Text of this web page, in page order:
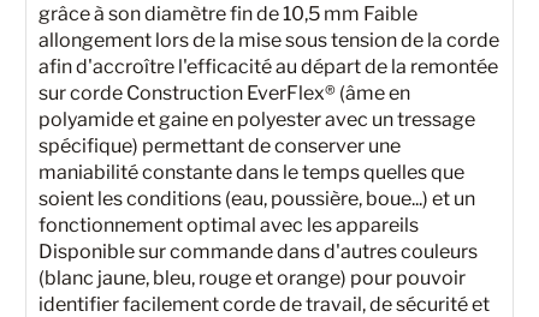
grâce à son diamètre fin de 10,5 mm Faible
allongement lors de la mise sous tension de la corde
afin d'accroître l'efficacité au départ de la remontée
sur corde Construction EverFlex® (âme en
polyamide et gaine en polyester avec un tressage
spécifique) permettant de conserver une
maniabilité constante dans le temps quelles que
soient les conditions (eau, poussière, boue...) et un
fonctionnement optimal avec les appareils
Disponible sur commande dans d'autres couleurs
(blanc jaune, bleu, rouge et orange) pour pouvoir
identifier facilement corde de travail, de sécurité et